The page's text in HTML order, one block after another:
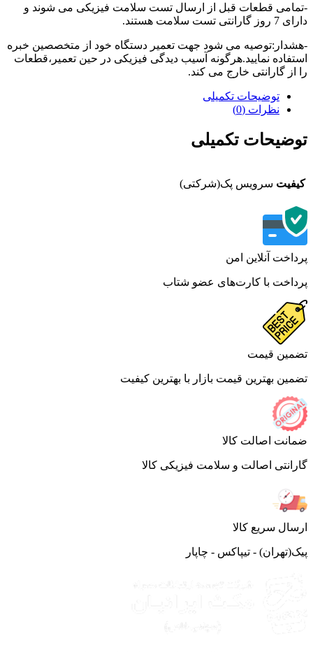
قطعات قبل از ارسال تست سلامت فیزیکی می شوند و
تست سلامت هستند.
می شود جهت تعمیر دستگاه خود از متخصصین خبره
نمایید.هرگونه آسیب دیدگی فیزیکی در حین تعمیر،قطعات
گارانتی خارج می کند.
توضیحات تکمیلی
نظرات (0)
تکمیلی
سرویس پک(شرکتی)
آنلاین امن
با کارت‌های عضو شتاب
قیمت
بهترین قیمت بازار با بهترین کیفیت
اصالت کالا
اصالت و سلامت فیزیکی کالا
سریع کالا
- تیپاکس - چاپار